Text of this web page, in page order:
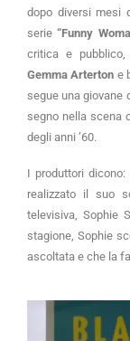
dopo diversi mesi
serie“Funny
critica e pubblico,
Gemma Arterton e
segue una giovane
segno nella scena
degli anni ’60.
I produttori
realizzato il suo
televisiva, Sophie
stagione, Sophie
ascoltata e che la